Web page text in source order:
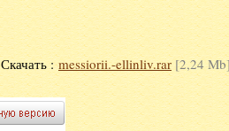
Скачать :messiorii.-ellinliv.rar[2,24